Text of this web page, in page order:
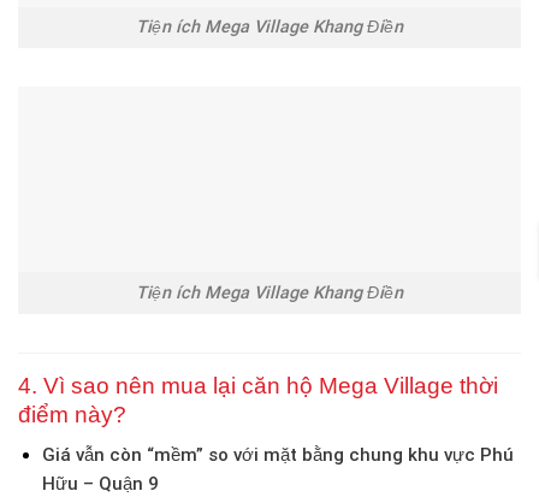
Tiện ích Mega Village Khang Điền
Tiện ích Mega Village Khang Điền
4. Vì sao nên mua lại căn hộ Mega Village thời
điểm này?
Giá vẫn còn “mềm” so với mặt bằng chung khu vực Phú
Hữu – Quận 9